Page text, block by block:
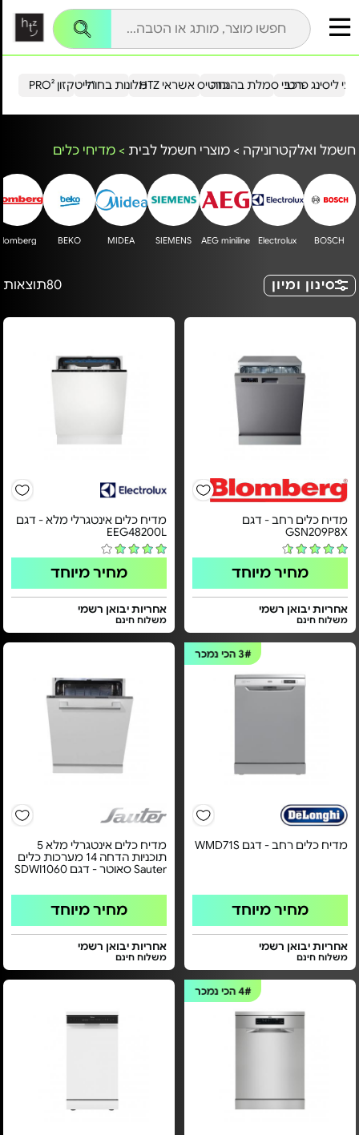
הייטקזון PRO²מלונות בחו"ל כרטיס אשראי HTZ ליסינג פרטירכבי סמלת בהנחה
חשמל ואלקטרוניקה > מוצרי חשמל לבית > מדיחי כלים
BOSCH
Electrolux
AEG miniline
SIEMENS
MIDEA
BEKO
סינון ומיון 80תוצאות
מדיח כלים רחב - דגם
GSN209P8X
מחיר מיוחד
אחריות יבואן רשמי
משלוח חינם
מדיח כלים אינטגרלי מלא - דגם
EEG48200L
מחיר מיוחד
אחריות יבואן רשמי
משלוח חינם
3#הכי נמכר
מדיח כלים רחב - דגם WMD71S
מחיר מיוחד
אחריות יבואן רשמי
משלוח חינם
מדיח כלים אינטגרלי מלא 5
תוכניות הדחה 14 מערכות כלים
Sauter סאוטר - דגם SDWI1060
מחיר מיוחד
אחריות יבואן רשמי
משלוח חינם
4#הכי נמכר